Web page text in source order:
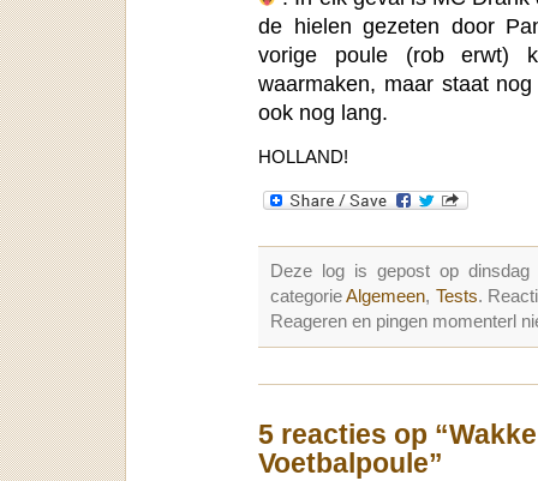
de hielen gezeten door
vorige poule (rob erwt)
waarmaken, maar staat
ook nog lang.
HOLLAND!
Deze log is gepost op
categorieAlgemeen, Tests.
Reageren en pingen momenterl
5 reacties op
Voetbalpoule”